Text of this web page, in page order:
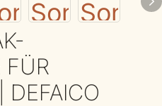
FÜR
DEFAICO